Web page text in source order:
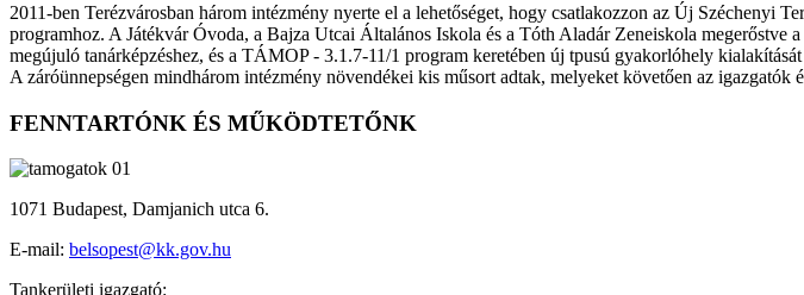
2011-ben Terézvárosban három intézmény nyerte el a lehetőséget, hogy csatlakozzon az Új Széchenyi
programhoz. A Játékvár Óvoda, a Bajza Utcai Általános Iskola és a Tóth Aladár Zeneiskola
megújuló tanárképzéshez, és a TÁMOP - 3.1.7-11/1 program keretében új tpusú gyakorlóhely
A záróünnepségen mindhárom intézmény növendékei kis műsort adtak, melyeket követően az igazgatók
FENNTARTÓNK ÉS MŰKÖDTETŐNK
1071 Budapest, Damjanich utca 6.
E-mail: belsopest@kk.gov.hu
Tankerületi igazgató: